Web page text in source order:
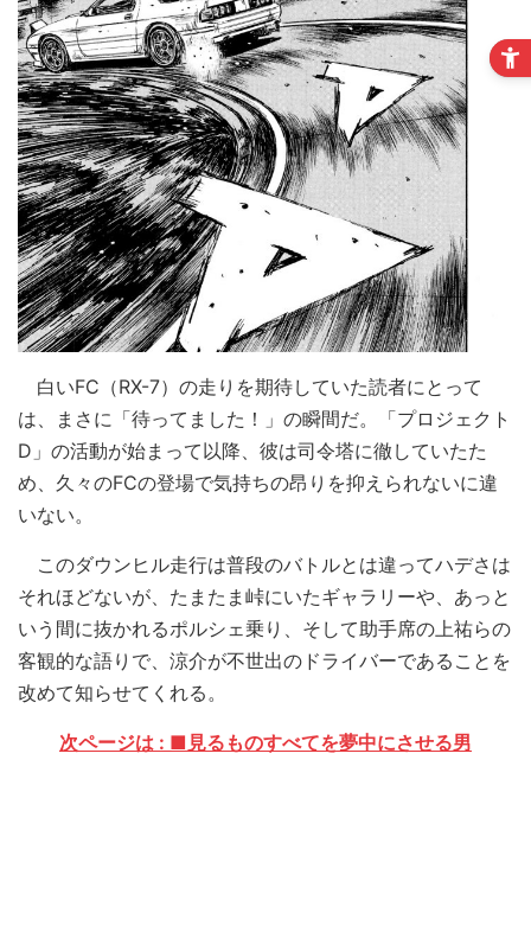
白いFC（RX-7）の走りを期待していた読者にとって
は、まさに「待ってました！」の瞬間だ。「プロジェクト
D」の活動が始まって以降、彼は司令塔に徹していたた
め、久々のFCの登場で気持ちの昂りを抑えられないに違
いない。
このダウンヒル走行は普段のバトルとは違ってハデさは
それほどないが、たまたま峠にいたギャラリーや、あっと
いう間に抜かれるポルシェ乗り、そして助手席の上祐らの
客観的な語りで、涼介が不世出のドライバーであることを
改めて知らせてくれる。
次ページは : ■見るものすべてを夢中にさせる男